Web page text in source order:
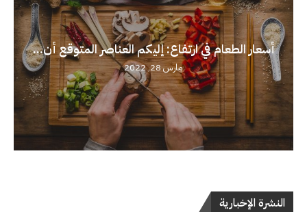
أسعار الطعام في ارتفاع: إليكم العناصر المتوقع أن...
مارس 28, 2022
النشرة الإخبارية